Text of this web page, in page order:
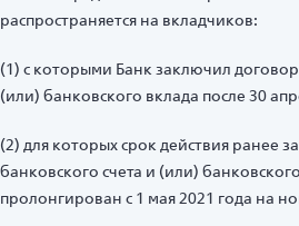
распространяется на вкладчиков:
(1) с которыми Банк заключил
(или) банковского вклада после 30
(2) для которых срок действия ранее
банковского счета и (или)
пролонгирован с 1 мая 2021 года на